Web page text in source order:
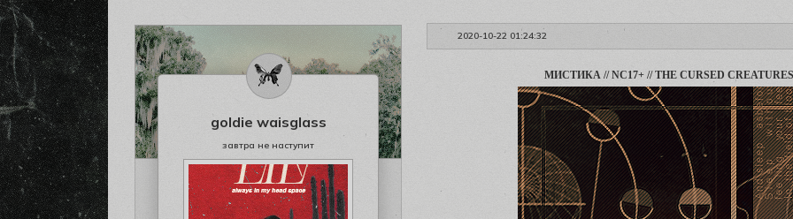
2020-10-22 01:24:32
goldie waisglass
завтра не наступит
МИСТИКА // NC17+ // THE CURSED